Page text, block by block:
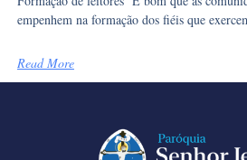
empenhem na formação dos fiéis que
Read More